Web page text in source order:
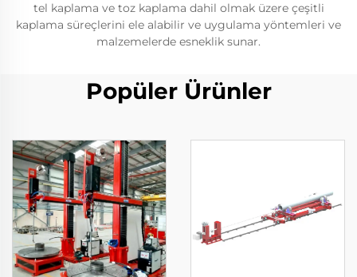
tel kaplama ve toz kaplama dahil olmak üzere çeşitli
kaplama süreçlerini ele alabilir ve uygulama yöntemleri ve
malzemelerde esneklik sunar.
Popüler Ürünler